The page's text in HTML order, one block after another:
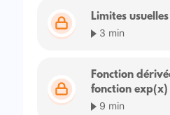
Limites usuelles
3 min
Fonction
fonction exp(x)
9 min